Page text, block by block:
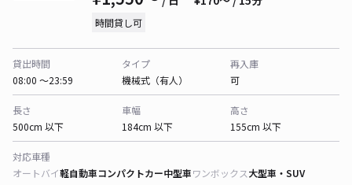
時間貸し可
貸出時間
08:00 〜23:59
タイプ
機械式（有人）
再入庫
可
長さ
500cm 以下
車幅
184cm 以下
高さ
155cm 以下
対応車種
オートバイ軽自動車コンパクトカー中型車ワンボックス大型車・SUV